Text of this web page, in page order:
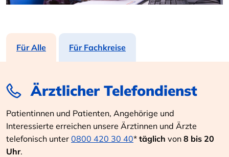
Für Alle Für Fachkreise
Ärztlicher Telefondienst
Patientinnen und Patienten, Angehörige und
Interessierte erreichen unsere Ärztinnen und Ärzte
telefonisch unter 0800 420 30 40* täglich von 8 bis 20
Uhr.